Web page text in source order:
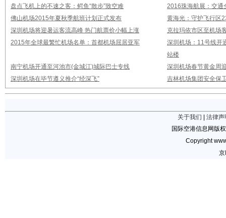
盘点飞机上的不速之客：鳄鱼“散步”致空难
2016珠海航展：交通
佛山机场2015年夏秋季航班计划正式发布
黄海光：守护飞行区
深圳机场将迎暑运客流高峰 热门航票价小幅上涨
克拉玛依市区至机场
2015年全球最繁忙机场名单：首都机场屈居亚军
深圳机场：11号线开
站楼
南宁机场开通至河池市(金城江)城际巴士专线
深圳机场春节黄金周
深圳机场在毕节遵义推介“经深飞”
吉林机场集团安全保
关于我们
法律声
国际空港信息网版
Copyright